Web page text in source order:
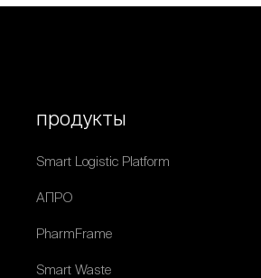
продукты
Smart Logistic Platform
АПРО
PharmFrame
Smart Waste